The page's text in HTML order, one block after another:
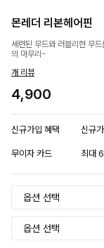
몬레더 리본헤어핀
세련된 무드와 러블리한 무
의 마무리-
개 리뷰
4,900
신규가입 혜택 신규
무이자 카드 최대